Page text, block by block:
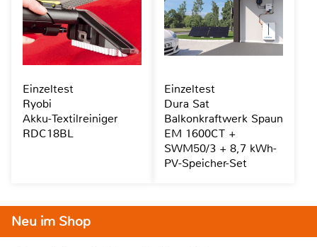
Neu im Shop
Einzeltest
Ryobi
Akku-Textilreiniger
RDC18BL
Einzeltest
Dura Sat
Balkonkraftwerk Spaun
EM 1600CT +
SWM50/3 + 8,7 kWh-
PV-Speicher-Set